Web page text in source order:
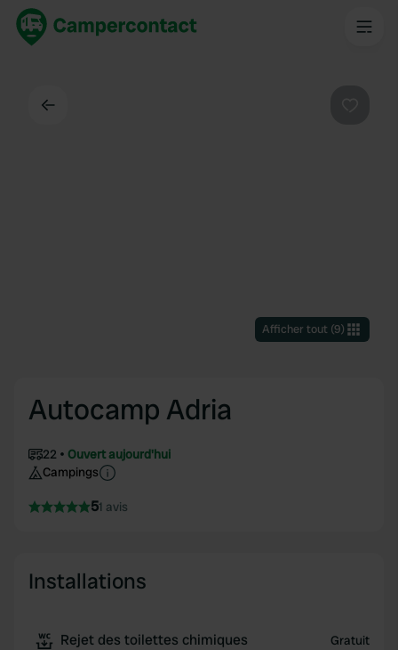
Afficher tout(9)
Autocamp Adria
22
Ouvert aujourd'hui
Campings
51 avis
Installations
Rejet des toilettes chimiques Gratuit